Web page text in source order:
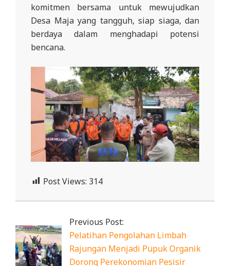
komitmen bersama untuk mewujudkan
Desa Maja yang tangguh, siap siaga, dan
berdaya dalam menghadapi potensi
bencana.
Post Views: 314
2025-
05
Previous Post:
Pelatihan Pengolahan Limbah
Rajungan Menjadi Pupuk Organik
Dorong Perekonomian Pesisir